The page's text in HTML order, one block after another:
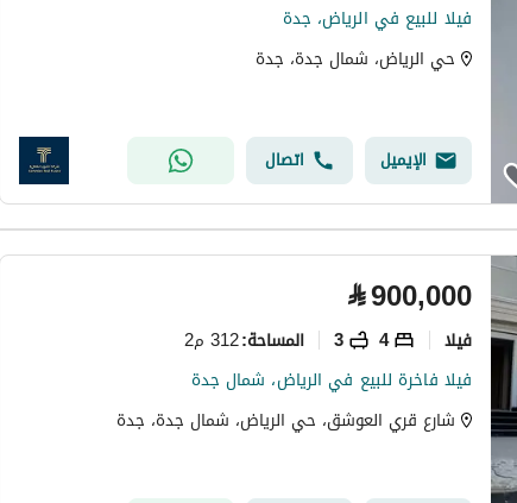
فيلا للبيع في الرياض، جدة
حي الرياض، شمال جدة، جدة
الإيميل اتصال
⃁900,000
فیلا 4
3 المساحة:312 م2
فيلا فاخرة للبيع في الرياض، شمال جدة
شارع قري العوشق، حي الرياض، شمال جدة، جدة